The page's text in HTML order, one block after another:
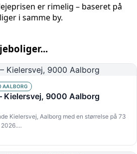
er rimelig – baseret på
i samme by.
AALBORG
Kielersvej, 9000 Aalborg
Kielersvej, Aalborg med en størrelse på 73
2026.…